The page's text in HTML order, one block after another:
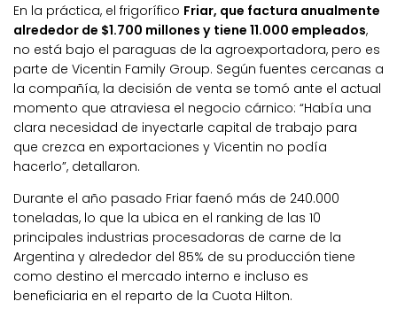
En la práctica, el frigorífico Friar, que factura anualmente
alrededor de $1.700 millones y tiene 11.000 empleados,
no está bajo el paraguas de la agroexportadora, pero es
parte de Vicentin Family Group. Según fuentes cercanas a
la compañía, la decisión de venta se tomó ante el actual
momento que atraviesa el negocio cárnico: “Había una
clara necesidad de inyectarle capital de trabajo para
que crezca en exportaciones y Vicentin no podía
hacerlo”, detallaron.
Durante el año pasado Friar faenó más de 240.000
toneladas, lo que la ubica en el ranking de las 10
principales industrias procesadoras de carne de la
Argentina y alrededor del 85% de su producción tiene
como destino el mercado interno e incluso es
beneficiaria en el reparto de la Cuota Hilton.